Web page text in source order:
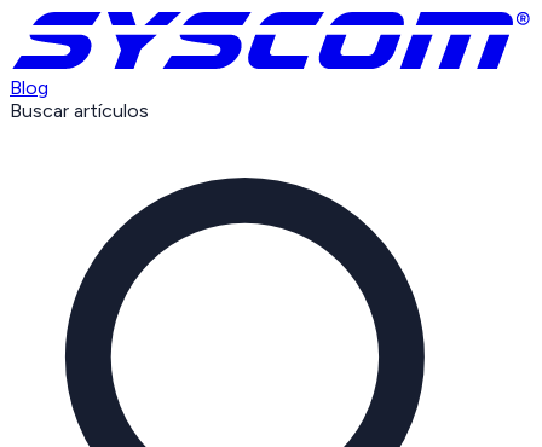
Blog
Buscar artículos